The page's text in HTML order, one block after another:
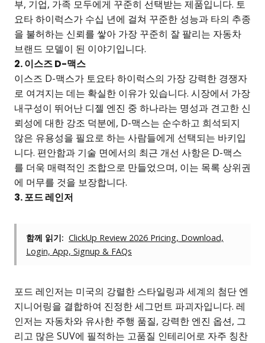
부, 기업, 가족 모두에게 꾸준히 선택받는 제품입니다. 토
요타 하이럭스가 수십 년에 걸쳐 꾸준한 성능과 타의 추종
을 불허하는 신뢰를 쌓아 가장 꾸준히 잘 팔리는 자동차
브랜드 모델이 된 이야기입니다.
2. 이스즈 D-맥스
이스즈 D-맥스가 토요타 하이럭스의 가장 강력한 경쟁자
로 여겨지는 데는 확실한 이유가 있습니다. 시장에서 가장
내구성이 뛰어난 디젤 엔진 중 하나라는 명성과 견고한 신
뢰성에 대한 강조 덕분에, D-맥스는 순수하고 희석되지
않은 유용성을 필요로 하는 사람들에게 선택되는 바키입
니다. 편안함과 기술 면에서의 최근 개선 사항은 D-맥스
를 더욱 매력적인 조합으로 만들었으며, 이는 목록 상위권
에 머무를 것을 보장합니다.
3. 포드 레인저
함께 읽기: ClickUp Review 2026 Pricing, Download,
Login, App, Signup & FAQs
포드 레인저는 미국의 강렬한 스타일링과 세계의 첨단 엔
지니어링을 결합하여 진정한 세그먼트 파괴자입니다. 레
인저는 자동차와 유사한 주행 품질, 강력한 엔진 옵션, 그
리고 많은 SUV에 필적하는 고품질 인테리어로 자주 칭찬